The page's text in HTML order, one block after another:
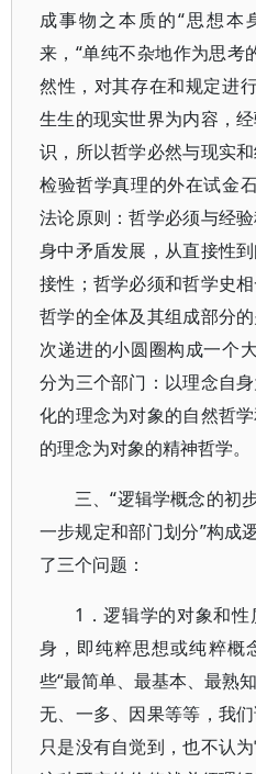
成事物之本质的“思想本
来，“单纯不杂地作为思考
然性，对其存在和规定进
生生的现实世界为内容，
识，所以哲学必然与现实
检验哲学真理的外在试金
法论原则：哲学必须与经
身中矛盾发展，从直接性
接性；哲学必须和哲学史
哲学的全体及其组成部分
次递进的小圆圈构成一个
分为三个部门：以理念自
化的理念为对象的自然哲
的理念为对象的精神哲学。
三、“逻辑学概念的初
一步规定和部门划分”构成
了三个问题：
1．逻辑学的对象和
身，即纯粹思想或纯粹概
些“最简单、最基本、最熟
无、一多、因果等等，我
只是没有自觉到，也不认